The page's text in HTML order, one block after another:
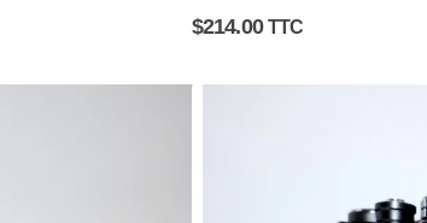
$214.00 TTC